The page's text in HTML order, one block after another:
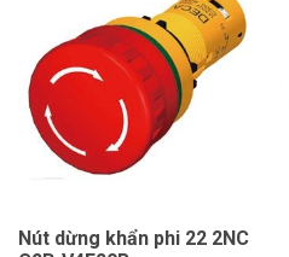
Nút dừng khẩn phi 22 2NC